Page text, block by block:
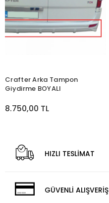
Crafter Arka Tampon
Giydirme BOYALI
8.750,00 TL
HIZLI TESLİMAT
GÜVENLİ ALIŞVERİŞ